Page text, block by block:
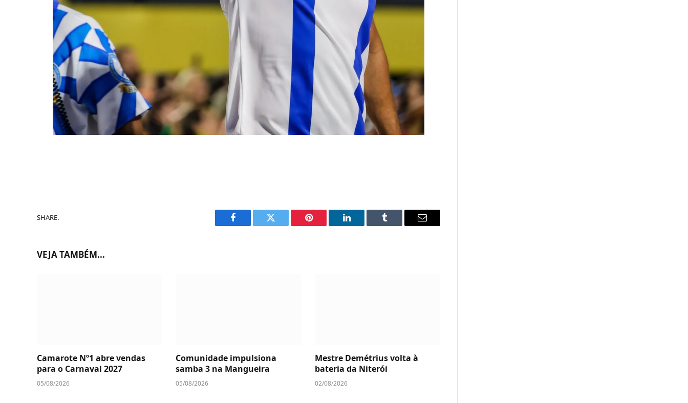
SHARE.
Facebook Twitter Pinterest LinkedIn Tumblr Email
VEJA TAMBÉM...
Camarote Nº1 abre vendas
para o Carnaval 2027
05/08/2026
Comunidade impulsiona
samba 3 na Mangueira
05/08/2026
Mestre Demétrius volta à
bateria da Niterói
02/08/2026